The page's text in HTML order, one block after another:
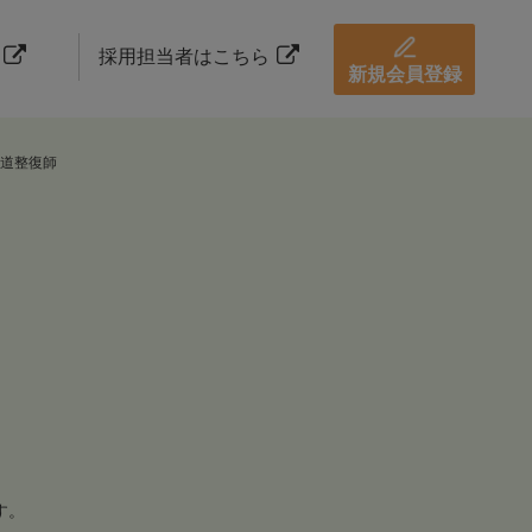
採用担当者はこちら
新規会員登録
整復師